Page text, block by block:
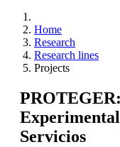
Home
Research
Research lines
Projects
Servicios